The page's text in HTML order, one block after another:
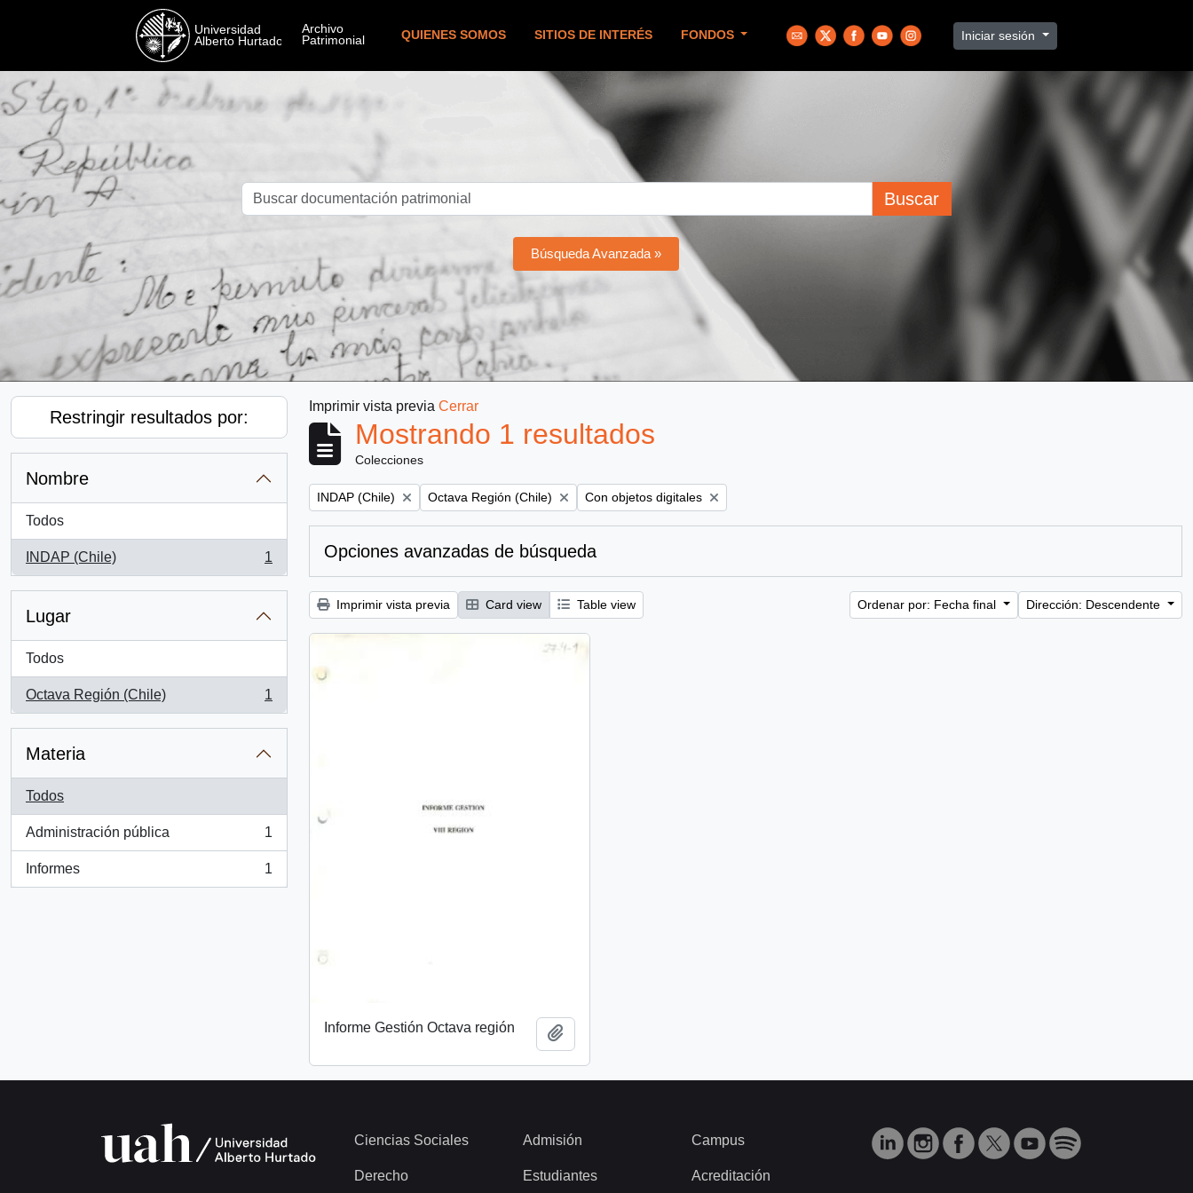
QUIENES SOMOS SITIOS DE INTERÉS FONDOS Iniciar sesión
Buscar
Búsqueda Avanzada »
Restringir resultados por:
Nombre
Todos
INDAP (Chile)
, 1 resultados
1
Lugar
Todos
Octava Región (Chile)
, 1 resultados
1
Materia
Todos
Administración pública
, 1 resultados
1
Informes
, 1 resultados
1
Imprimir vista previa Cerrar
Mostrando 1 resultados
Colecciones
Remove filter:
INDAP (Chile) Remove filter:
Octava Región (Chile) Remove filter:
Con objetos digitales
Opciones avanzadas de búsqueda
Imprimir vista previa Card view Table view Ordenar por: Fecha final Dirección: Descendente
Informe Gestión Octava región
Ciencias Sociales
Derecho
Admisión
Estudiantes
Campus
Acreditación